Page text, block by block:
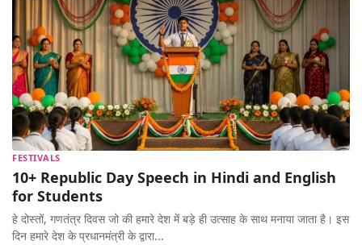
QUOTES
LIFESTYLE
FASHION & STYLE
CONTACT NAME IDEAS
MORE
FESTIVALS
10+ Republic Day Speech in Hindi and English
for Students
हे दोस्तों, गणतंत्र दिवस जो की हमारे देश में बड़े ही उत्साह के साथ मनाया जाता है। इस
दिन हमारे देश के प्रधानमंत्री के द्वारा...